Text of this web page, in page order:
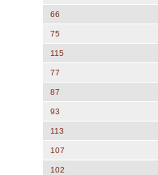
66
75
115
77
87
93
113
107
102